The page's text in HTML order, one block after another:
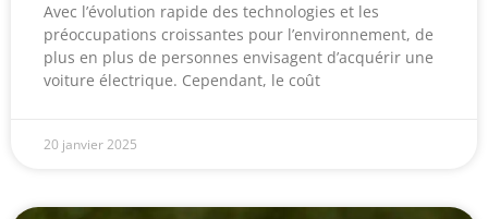
Avec l’évolution rapide des technologies et les
préoccupations croissantes pour l’environnement, de
plus en plus de personnes envisagent d’acquérir une
voiture électrique. Cependant, le coût
20 janvier 2025